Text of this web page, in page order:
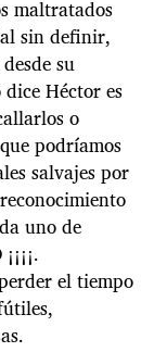
maltratados
sin definir,
su
Héctor es
o
podríamos
salvajes por
uno de
el tiempo